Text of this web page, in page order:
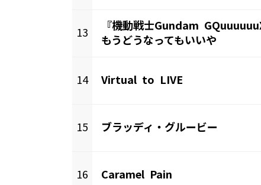
13
『機動戦士Gundam
もうどうなってもいいや
14 Virtual to LIVE
15 ブラッディ・グルービー
16 Caramel Pain